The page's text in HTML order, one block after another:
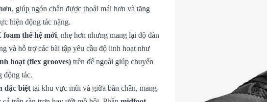
, giúp ngón chân được thoải mái hơn và tăng
hiện động tác nặng.
foam thế hệ mới, nhẹ hơn nhưng mang lại độ đàn
và hỗ trợ các bài tập yêu cầu độ linh hoạt như
hoạt (flex grooves) trên đế ngoài giúp chuyển
động tác.
đặc biệt tại khu vực mũi và giữa bàn chân, mang